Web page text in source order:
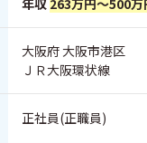
年収 263万円～500万
大阪府 大阪市港区
ＪＲ大阪環状線
正社員(正職員)